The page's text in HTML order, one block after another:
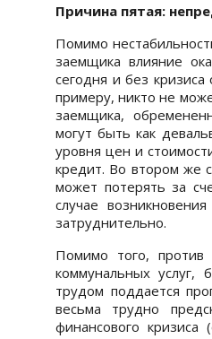
Причина пятая:
Помимо
заемщика влияние
сегодня и без
примеру, никто не
заемщика,
могут быть как
уровня цен и
кредит. Во втором же
может потерять за
случае
затруднительно.
Помимо того,
коммунальных услуг,
трудом поддается
весьма трудно
финансового